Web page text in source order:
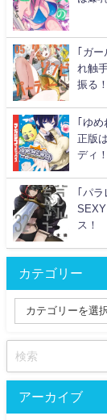
｢ガ
れ触
振る！
｢ゆ
正版
ディ！
｢パ
ス！
カテゴリー
アーカイブ